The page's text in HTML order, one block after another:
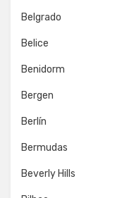
Belgrado
Belice
Benidorm
Bergen
Berlín
Bermudas
Beverly Hills